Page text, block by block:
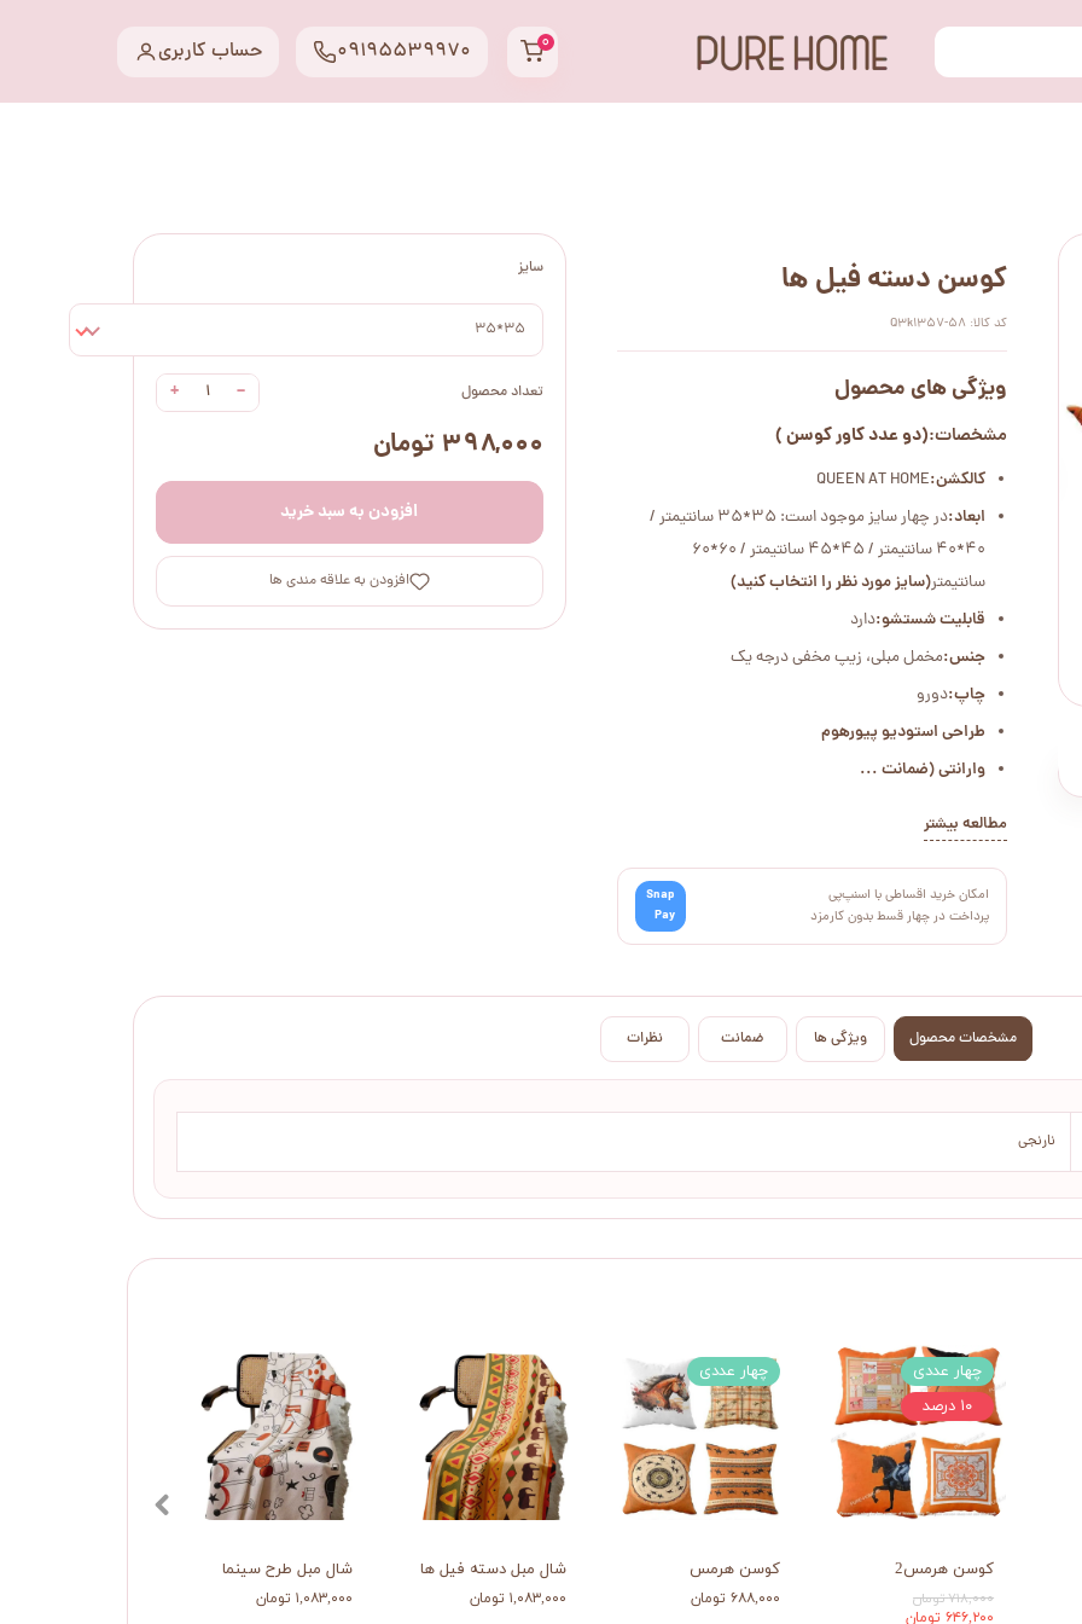
۰ حساب کاربری 09195539970
سایز
35*35
تعداد محصول −
+
۳۹۸,۰۰۰ تومان
افزودن به سبد خرید
افزودن به علاقه مندی ها
کوسن دسته فیل ها
کد کالا: Q3k1357-58
ویژگی های محصول
مشخصات:(دو عدد کاور کوسن )
کالکشن:QUEEN AT HOME
ابعاد:
در چهار سایز موجود است: 35*35 سانتیمتر /
40*40 سانتیمتر / 45*45 سانتیمتر / 60*60
سانتیمتر(سایز مورد نظر را انتخاب کنید)
قابلیت شستشو:دارد
جنس:مخمل مبلی، زیپ مخفی درجه یک
چاپ:دورو
طراحی استودیو پیورهوم
وارانتی (ضمانت ...
مطالعه بیشتر
امکان خرید اقساطی با اسنپ‌پی
پرداخت در چهار قسط بدون کارمزد
Snap
Pay
مشخصات محصول ویژگی ها ضمانت نظرات
نارنجی
شال مبل طرح سینما
۱,۰۸۳,۰۰۰ تومان
شال مبل دسته فیل ها
۱,۰۸۳,۰۰۰ تومان
کوسن هرمس
۶۸۸,۰۰۰ تومان
چهار عددی
کوسن هرمس2
۷۱۸,۰۰۰ تومان
۶۴۶,۲۰۰ تومان
چهار عددی
۱۰ درصد